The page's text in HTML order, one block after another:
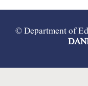
© Department of